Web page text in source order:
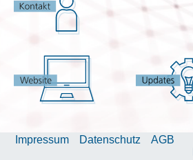
Impressum Datenschutz AGB